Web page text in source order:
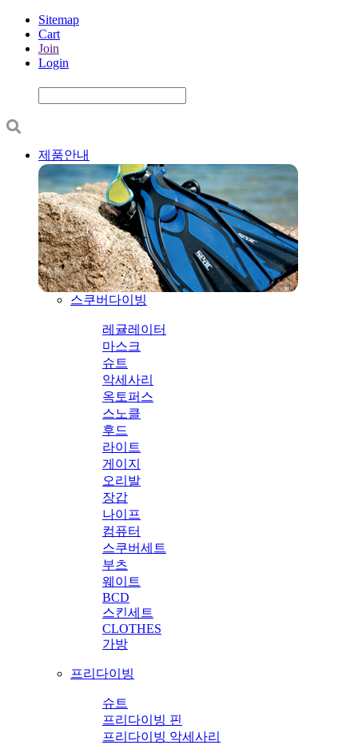
Sitemap
Cart
Join
Login
제품안내
스쿠버다이빙
레귤레이터
마스크
슈트
악세사리
옥토퍼스
스노클
후드
라이트
게이지
오리발
장갑
나이프
컴퓨터
스쿠버세트
부츠
웨이트
BCD
스킨세트
CLOTHES
가방
프리다이빙
슈트
프리다이빙 핀
프리다이빙 악세사리